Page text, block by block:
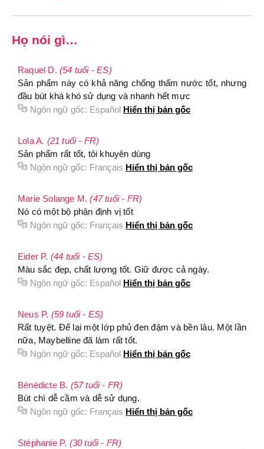
Họ nói gì…
Raquel D. (54 tuổi - ES)
Sản phẩm này có khả năng chống thấm nước tốt, nhưng
đầu bút khá khó sử dụng và nhanh hết mực
Ngôn ngữ gốc: Español Hiển thị bản gốc
Lola A. (21 tuổi - FR)
Sản phẩm rất tốt, tôi khuyên dùng
Ngôn ngữ gốc: Français Hiển thị bản gốc
Marie Solange M.(47 tuổi - FR)
Nó có một bộ phận định vị tốt
Ngôn ngữ gốc: Français Hiển thị bản gốc
Eider P. (44 tuổi - ES)
Màu sắc đẹp, chất lượng tốt. Giữ được cả ngày.
Ngôn ngữ gốc: Español Hiển thị bản gốc
Neus P. (59 tuổi - ES)
Rất tuyệt. Để lại một lớp phủ đen đậm và bền lâu. Một lần
nữa, Maybelline đã làm rất tốt.
Ngôn ngữ gốc: Español Hiển thị bản gốc
Bénédicte B. (57 tuổi - FR)
Bút chì dễ cầm và dễ sử dụng.
Ngôn ngữ gốc: Français Hiển thị bản gốc
Stéphanie P. (30 tuổi - FR)